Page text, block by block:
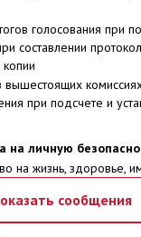
голосования при
составлении
при подсчете и
на личную
на жизнь, здоровье,